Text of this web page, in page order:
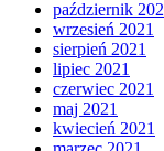
październik
wrzesień 2021
sierpień 2021
lipiec 2021
czerwiec 2021
maj 2021
kwiecień 2021